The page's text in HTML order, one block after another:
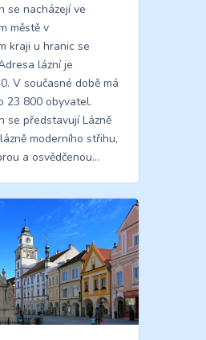
se nacházejí ve
městě v
kraji u hranic se
lázní je
V současné době má
23 800 obyvatel.
se představují Lázně
moderního střihu,
a osvědčenou…